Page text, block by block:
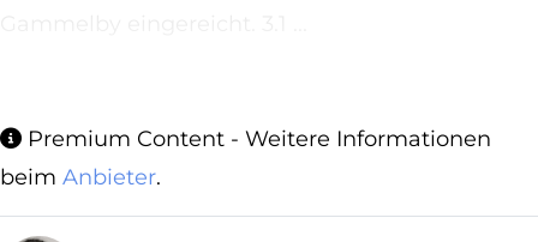
Premium Content - Weitere Informationen
beim Anbieter.